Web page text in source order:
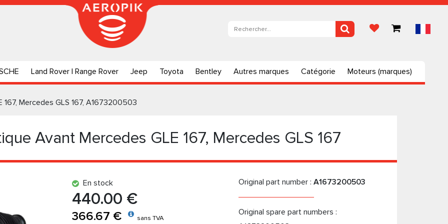
Land Rover | Range Rover Jeep Toyota Bentley Autres marques Catégorie Moteurs (marques)
Mercedes GLS 167, A1673200503
Avant Mercedes GLE 167, Mercedes GLS 167
En stock
440.00 €
366.67 € sans TVA
Original part number : A1673200503
Original spare part numbers :